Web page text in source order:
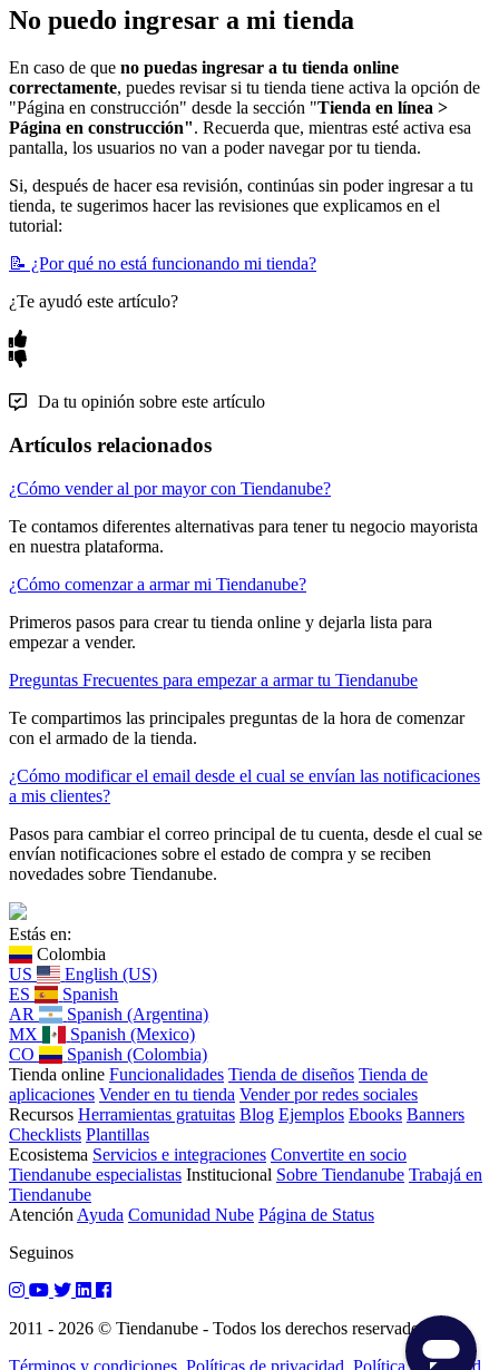
No puedo ingresar a mi tienda
En caso de que no puedas ingresar a tu tienda online
correctamente, puedes revisar si tu tienda tiene activa la opción de
"Página en construcción" desde la sección "Tienda en línea >
Página en construcción". Recuerda que, mientras esté activa esa
pantalla, los usuarios no van a poder navegar por tu tienda.
Si, después de hacer esa revisión, continúas sin poder ingresar a tu
tienda, te sugerimos hacer las revisiones que explicamos en el
tutorial:
📝 ¿Por qué no está funcionando mi tienda?
¿Te ayudó este artículo?
Da tu opinión sobre este artículo
Artículos relacionados
¿Cómo vender al por mayor con Tiendanube?
Te contamos diferentes alternativas para tener tu negocio mayorista
en nuestra plataforma.
¿Cómo comenzar a armar mi Tiendanube?
Primeros pasos para crear tu tienda online y dejarla lista para
empezar a vender.
Preguntas Frecuentes para empezar a armar tu Tiendanube
Te compartimos las principales preguntas de la hora de comenzar
con el armado de la tienda.
¿Cómo modificar el email desde el cual se envían las notificaciones
a mis clientes?
Pasos para cambiar el correo principal de tu cuenta, desde el cual se
envían notificaciones sobre el estado de compra y se reciben
novedades sobre Tiendanube.
Estás en:
Colombia
US
English (US)
ES
Spanish
AR
Spanish (Argentina)
MX
Spanish (Mexico)
CO
Spanish (Colombia)
Tienda online Funcionalidades Tienda de diseños Tienda de
aplicaciones Vender en tu tienda Vender por redes sociales
Recursos Herramientas gratuitas Blog Ejemplos Ebooks Banners
Checklists Plantillas
Ecosistema Servicios e integraciones Convertite en socio
Tiendanube especialistas Institucional Sobre Tiendanube Trabajá en
Tiendanube
Atención Ayuda Comunidad Nube Página de Status
Seguinos
2011 - 2026 © Tiendanube - Todos los derechos reservados.